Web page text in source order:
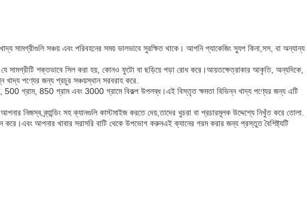
সামগ্রীগুলি সঞ্চয় এবং পরিবহনের সময় ভালভাবে সুরক্ষিত থাকে। আপনি প্যাকেজিং স্যুপ কিনা,সস, বা অন্যান্য
সামগ্রীটি শক্তভাবে সিল করা হয়, কোনও ফুটো বা ছড়িয়ে পড়া রোধ করে।আয়তক্ষেত্রাকার আকৃতি, অন্যদিকে,
খাদ্য পণ্যের জন্য প্রচুর সঞ্চয়স্থান সরবরাহ করে.
গ্রাম, 850 গ্রাম এবং 3000 গ্রামে বিকল্প উপলব্ধ।এই বিস্তৃত ক্ষমতা বিভিন্ন খাদ্য পণ্যের জন্য এটি
নিজস্ব ব্র্যান্ডিং সহ ক্যানগুলি কাস্টমাইজ করতে দেয়,তাদের খুচরা বা প্রচারমূলক উদ্দেশ্যে নিখুঁত করে তোলা.
করে।এবং আপনার খাবার সরাসরি বাটি থেকে উপভোগ করুনএই ক্যানের গরম করার জন্য প্রস্তুত বৈশিষ্ট্যটি